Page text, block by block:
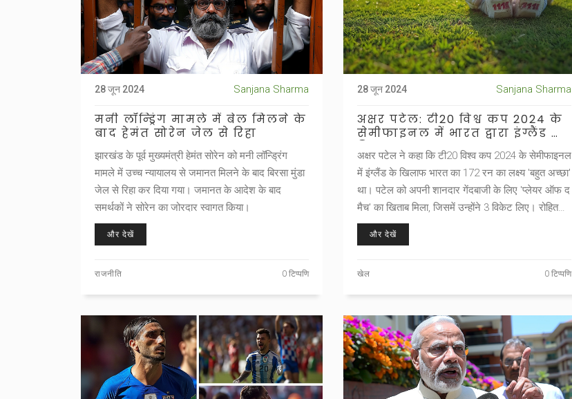
28 जून 2024 Sanjana Sharma
मनी लॉन्ड्रिंग मामले में बेल मिलने के
बाद हेमंत सोरेन जेल से रिहा
झारखंड के पूर्व मुख्यमंत्री हेमंत सोरेन को मनी लॉन्ड्रिंग
मामले में उच्च न्यायालय से जमानत मिलने के बाद बिरसा मुंडा
जेल से रिहा कर दिया गया। जमानत के आदेश के बाद
समर्थकों ने सोरेन का जोरदार स्वागत किया।
और देखें
राजनीति 0 टिप्पणि
28 जून 2024 Sanjana Sharma
अक्षर पटेल: टी20 विश्व कप 2024 के
सेमीफाइनल में भारत द्वारा इंग्लैंड को
दिए गए 172 रन का लक्ष्य था 'बहुत
अच्छा'
अक्षर पटेल ने कहा कि टी20 विश्व कप 2024 के सेमीफाइनल
में इंग्लैंड के खिलाफ भारत का 172 रन का लक्ष्य 'बहुत अच्छा'
था। पटेल को अपनी शानदार गेंदबाजी के लिए 'प्लेयर ऑफ द
मैच' का खिताब मिला, जिसमें उन्होंने 3 विकेट लिए। रोहित
शर्मा की कप्तानी में टीम ने पिच की कठिनाइयों का मुकाबला
किया और अंततः 68 रन से जीत हासिल की।
और देखें
खेल 0 टिप्पणि